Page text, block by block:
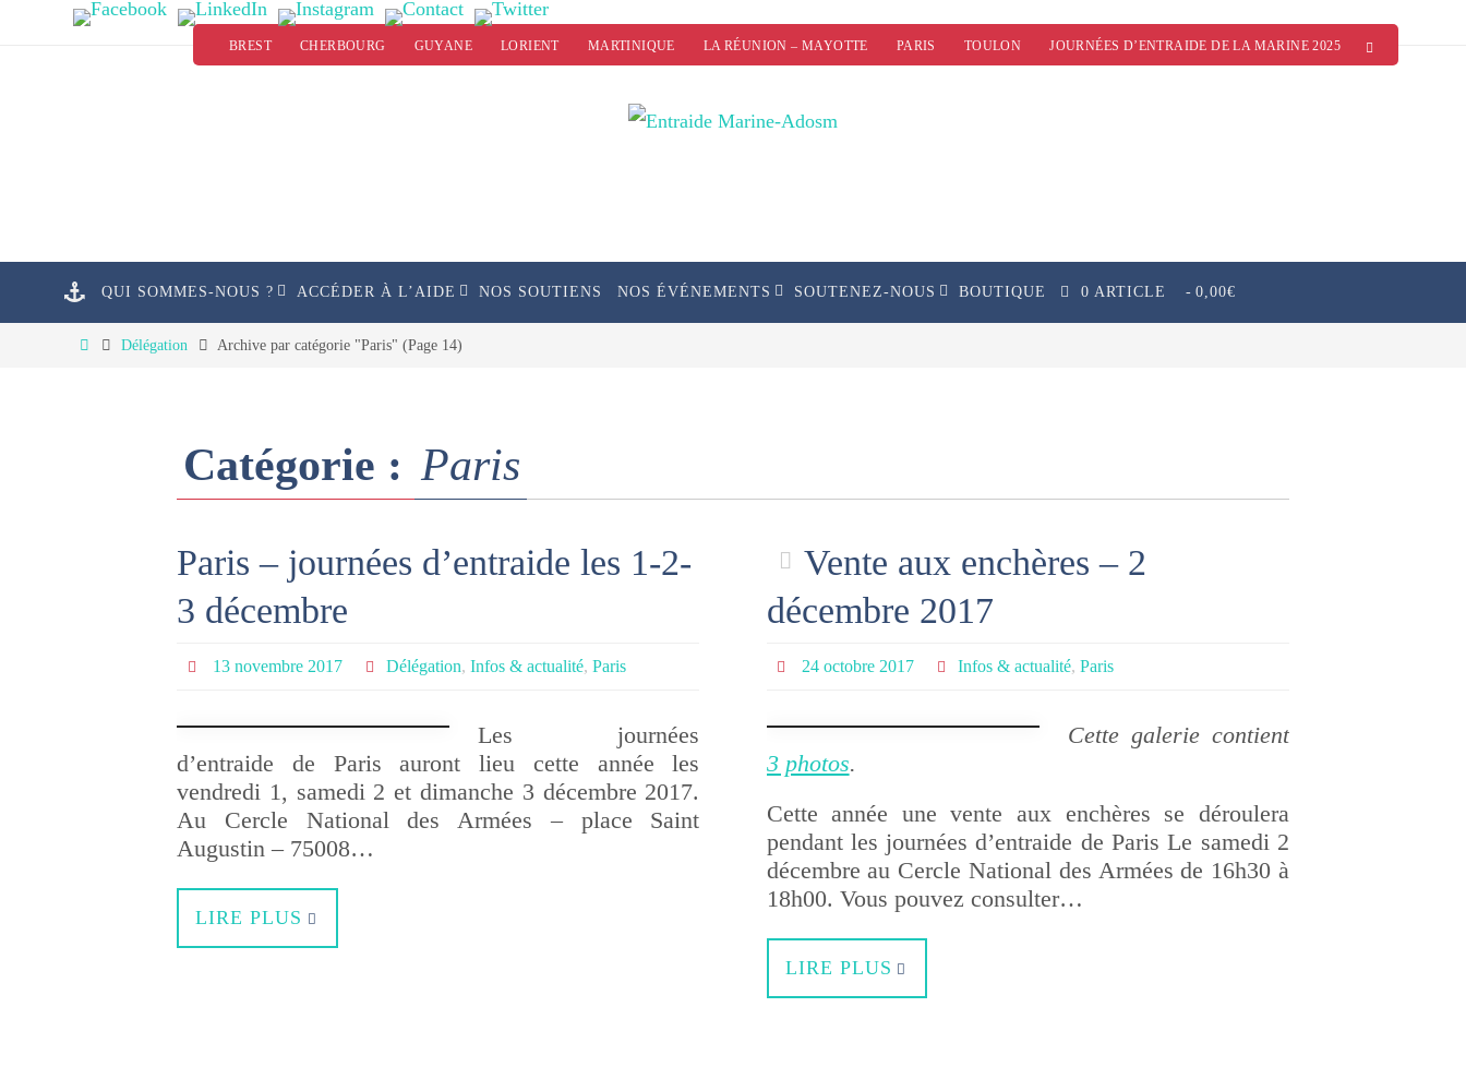
BREST CHERBOURG GUYANE LORIENT MARTINIQUE LA RÉUNION – MAYOTTE PARIS TOULON JOURNÉES D’ENTRAIDE DE LA MARINE 2025
QUI SOMMES-NOUS ? ACCÉDER À L’AIDE NOS SOUTIENS NOS ÉVÉNEMENTS SOUTENEZ-NOUS BOUTIQUE 0 ARTICLE 0,00€
HomeDélégation Archive par catégorie "Paris" (Page 14)
Catégorie : Paris
Paris – journées d’entraide les 1-2-
3 décembre
13 novembre 2017 Délégation, Infos & actualité, Paris
Les journées
d’entraide de Paris auront lieu cette année les
vendredi 1, samedi 2 et dimanche 3 décembre 2017.
Au Cercle National des Armées – place Saint
Augustin – 75008…
LIRE PLUS
Vente aux enchères – 2
décembre 2017
24 octobre 2017 Infos & actualité,Paris
Cette galerie contient
3 photos.
Cette année une vente aux enchères se déroulera
pendant les journées d’entraide de Paris Le samedi 2
décembre au Cercle National des Armées de 16h30 à
18h00. Vous pouvez consulter…
LIRE PLUS